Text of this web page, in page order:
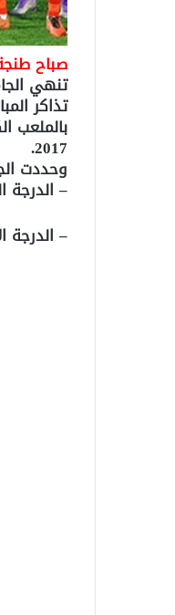
صباح
تنهي
2017.
وحددت
– الدرجة
– الدرجة